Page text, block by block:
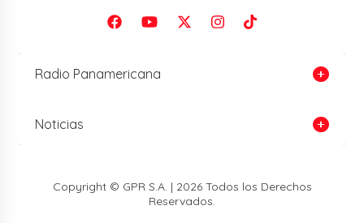
Radio Panamericana
Noticias
Copyright © GPR S.A. | 2026 Todos los Derechos
Reservados.